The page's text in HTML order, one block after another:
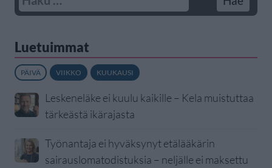
Luetuimmat
PÄIVÄ VIIKKO KUUKAUSI
Leskeneläke ei kuulu kaikille – Kela muistuttaa
tärkeästä ikärajasta
Työnantaja ei hyväksynyt etälääkärin
sairauslomatodistuksia – neljälle ei maksettu